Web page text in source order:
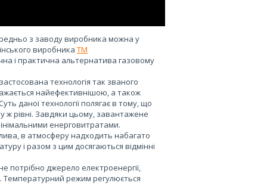
з заводу виробника можна у
виробника ТМ
і практична альтернатива газовому
технологія так званого
найефективнішою, а також
даної технології полягає в тому, що
ж рівні. Завдяки цьому, завантажене
енерговитратами.
в атмосферу надходить набагато
і разом з цим досягаються відмінні
потрібно джерело електроенергії,
Температурний режим регулюється